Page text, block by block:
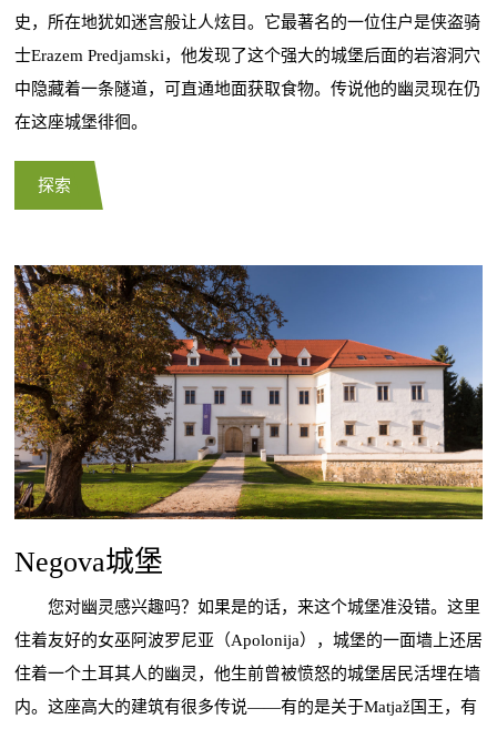
史，所在地犹如迷宫般让人炫目。它最著名的一位住户是侠盗骑
士Erazem Predjamski，他发现了这个强大的城堡后面的岩溶洞穴
中隐藏着一条隧道，可直通地面获取食物。传说他的幽灵现在仍
在这座城堡徘徊。
探索
Negova城堡
您对幽灵感兴趣吗？如果是的话，来这个城堡准没错。这里
住着友好的女巫阿波罗尼亚（Apolonija），城堡的一面墙上还居
住着一个土耳其人的幽灵，他生前曾被愤怒的城堡居民活埋在墙
内。这座高大的建筑有很多传说——有的是关于Matjaž国王，有